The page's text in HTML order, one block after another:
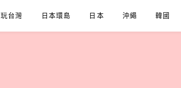
玩台灣 日本環島 日本 沖繩 韓國